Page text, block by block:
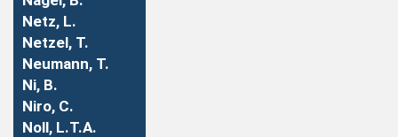
Netz, L.
Netzel, T.
Neumann, T.
Ni, B.
Niro, C.
Noll, L.T.A.